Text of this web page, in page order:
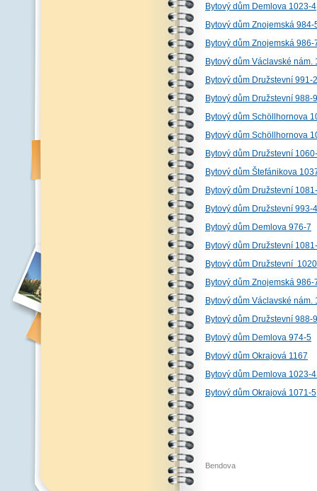
Bytový dům Demlova 1023-4
Bytový dům Znojemská 984-
Bytový dům Znojemská
Bytový dům Václavské nám.
Bytový dům Družstevní 991-2
Bytový dům Družstevní 988-
Bytový dům Schöllhornova
Bytový dům Schöllhornova
Bytový dům Družstevní
Bytový dům Štefánikova
Bytový dům Družstevní
Bytový dům Družstevní 993-4
Bytový dům Demlova 976-7
Bytový dům Družstevní
Bytový dům Družstevní
Bytový dům Znojemská 986-
Bytový dům Václavské nám.
Bytový dům Družstevní 988-9
Bytový dům Demlova 974-5
Bytový dům Okrajová 1167
Bytový dům Demlova 1023-
Bytový dům Okrajová 1071-5
Bendova